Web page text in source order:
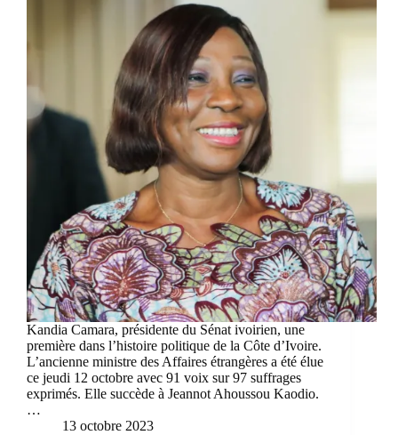
Kandia Camara, présidente du Sénat ivoirien, une
première dans l’histoire politique de la Côte d’Ivoire.
L’ancienne ministre des Affaires étrangères a été élue
ce jeudi 12 octobre avec 91 voix sur 97 suffrages
exprimés. Elle succède à Jeannot Ahoussou Kaodio.
…
13 octobre 2023